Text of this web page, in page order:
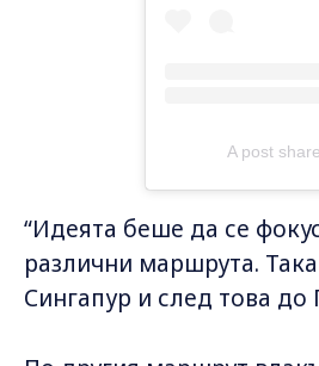
A post
“Идеята беше да се
различни маршрута.
Сингапур и след това